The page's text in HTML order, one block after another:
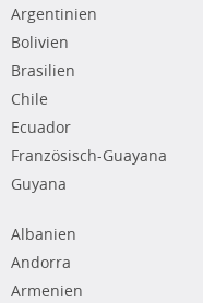
Argentinien
Bolivien
Brasilien
Chile
Ecuador
Französisch-Guayana
Guyana
Albanien
Andorra
Armenien